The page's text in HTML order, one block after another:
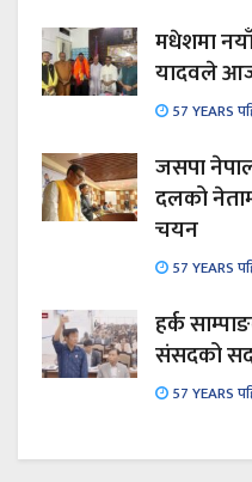
मधेशमा
यादवले
57 YEARS
जसपा
दलको
चयन
57 YEARS
हर्क
संसदको
57 YEARS